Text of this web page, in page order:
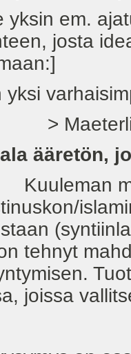
yksin em.
josta
ääretön,
tehnyt
joissa